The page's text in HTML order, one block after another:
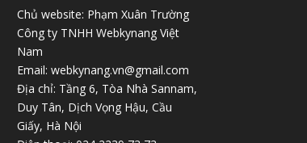
Chủ website: Phạm Xuân Trường
Công ty TNHH Webkynang Việt
Nam
Email: webkynang.vn@gmail.com
Địa chỉ: Tầng 6, Tòa Nhà Sannam,
Duy Tân, Dịch Vọng Hậu, Cầu
Giấy, Hà Nội